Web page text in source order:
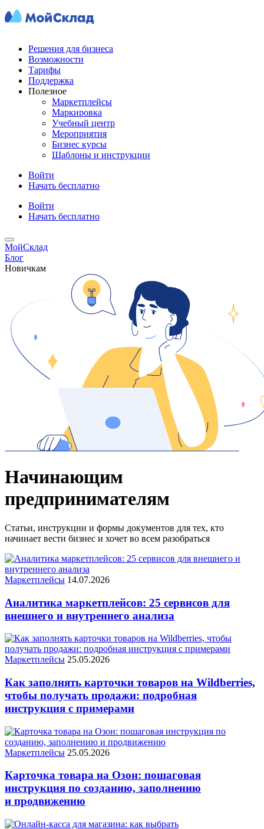
Решения для бизнеса
Возможности
Тарифы
Поддержка
Полезное
Маркетплейсы
Маркировка
Учебный центр
Мероприятия
Бизнес курсы
Шаблоны и инструкции
Войти
Начать бесплатно
Войти
Начать бесплатно
МойСклад
Блог
Новичкам
Начинающим
предпринимателям
Статьи, инструкции и формы документов для тех, кто
начинает вести бизнес и хочет во всем разобраться
Маркетплейсы 14.07.2026
Аналитика маркетплейсов: 25 сервисов для
внешнего и внутреннего анализа
Маркетплейсы 25.05.2026
Как заполнять карточки товаров на Wildberries,
чтобы получать продажи: подробная
инструкция с примерами
Маркетплейсы 25.05.2026
Карточка товара на Озон: пошаговая
инструкция по созданию, заполнению
и продвижению